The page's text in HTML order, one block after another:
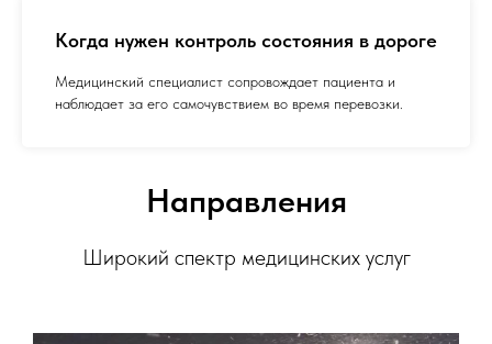
Когда нужен контроль состояния в дороге
Медицинский специалист сопровождает пациента и
наблюдает за его самочувствием во время перевозки.
Направления
Широкий спектр медицинских услуг